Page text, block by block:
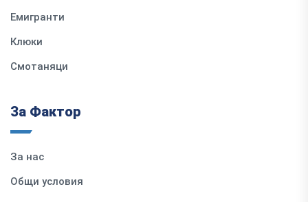
Емигранти
Клюки
Смотаняци
За Фактор
За нас
Общи условия